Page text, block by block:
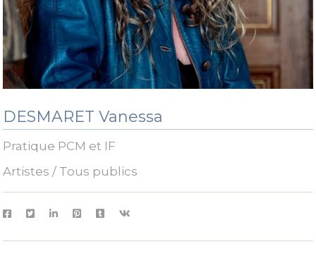
DESMARET Vanessa
Pratique PCM et IF
Artistes / Tous publics